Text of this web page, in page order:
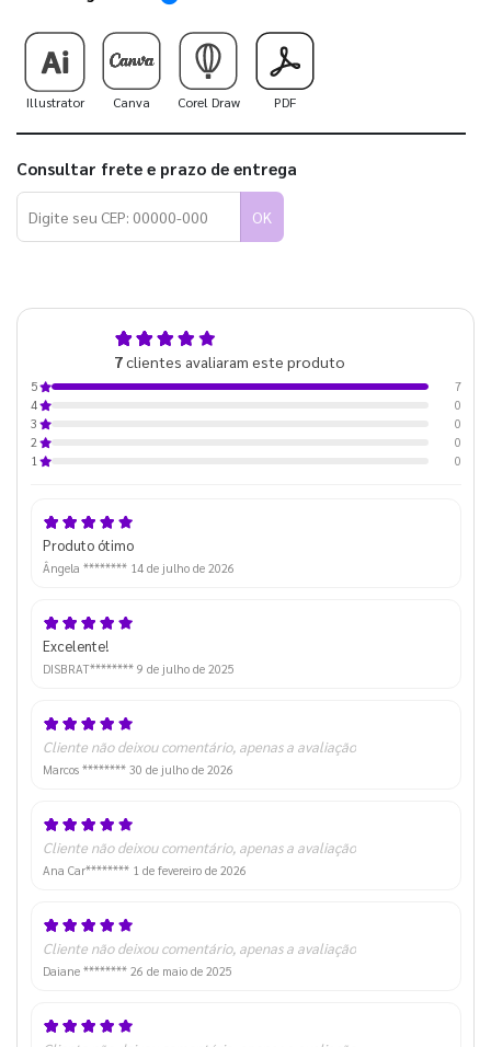
Illustrator Canva Corel Draw PDF
Consultar frete e prazo de entrega
OK
7clientes avaliaram este produto
5
7
4
0
3
0
2
0
1
0
Produto ótimo
Ângela ******** 14 de julho de 2026
Excelente!
DISBRAT******** 9 de julho de 2025
Cliente não deixou comentário, apenas a avaliação
Marcos ******** 30 de julho de 2026
Cliente não deixou comentário, apenas a avaliação
Ana Car******** 1 de fevereiro de 2026
Cliente não deixou comentário, apenas a avaliação
Daiane ******** 26 de maio de 2025